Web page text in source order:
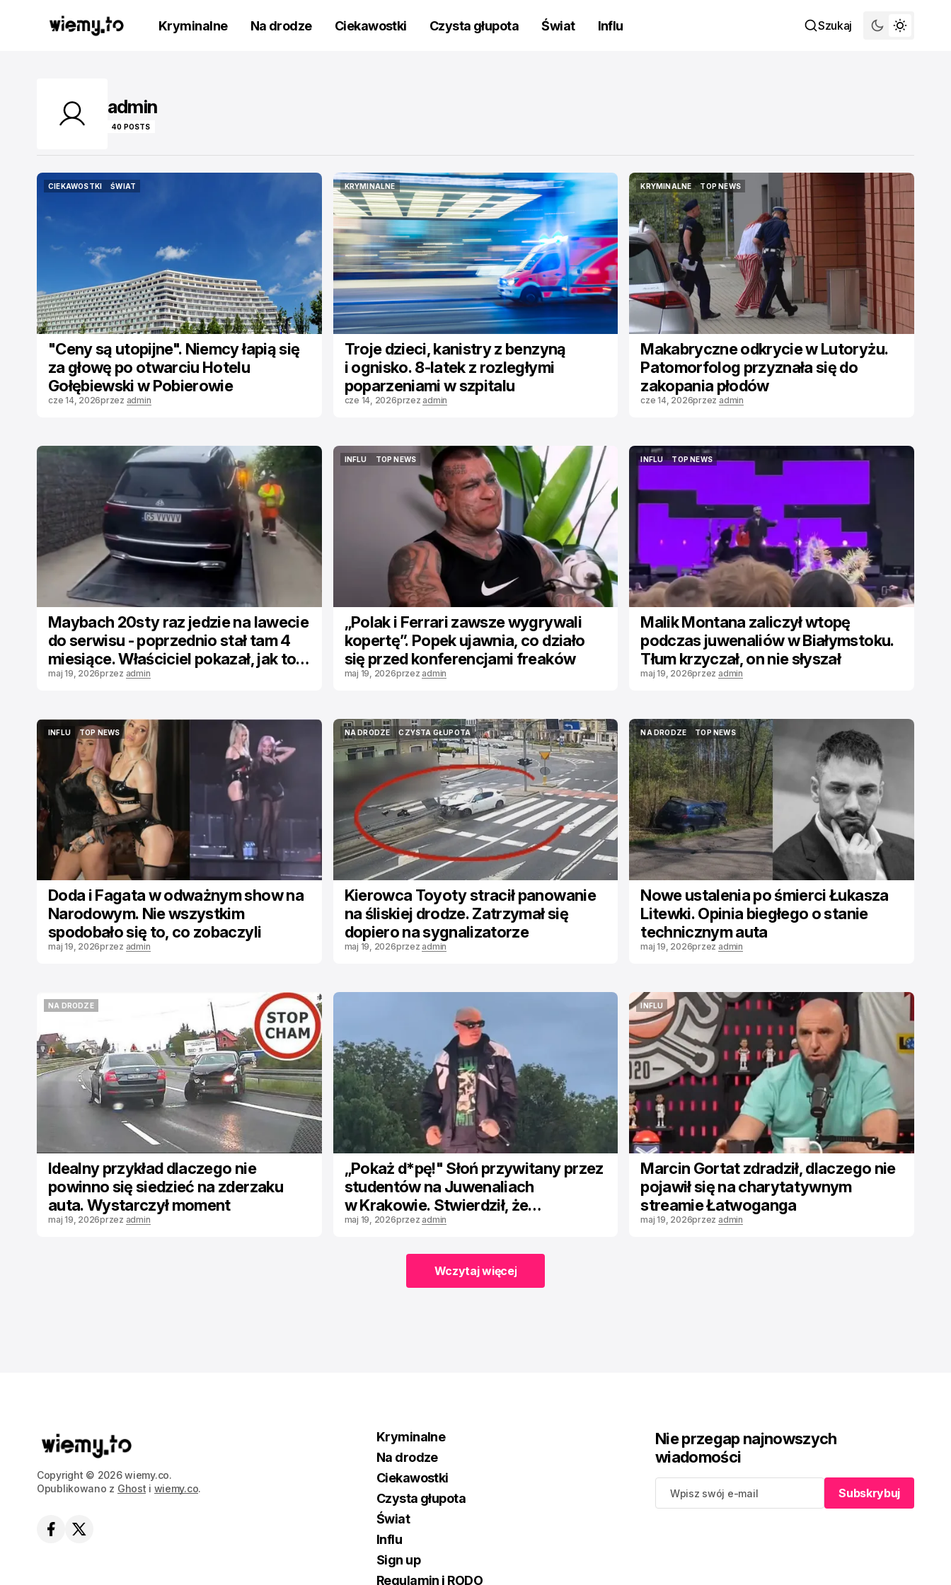
Kryminalne Na drodze Ciekawostki Czysta głupota Świat Influ Szukaj
admin
40 POSTS
CIEKAWOSTKI
ŚWIAT
"Ceny są utopijne". Niemcy łapią się
za głowę po otwarciu Hotelu
Gołębiewski w Pobierowie
cze 14, 2026przez admin
KRYMINALNE
KRYMINALNE
camilo jimenez / Unsplash
Troje dzieci, kanistry z benzyną
i ognisko. 8-latek z rozległymi
poparzeniami w szpitalu
cze 14, 2026przez admin
KRYMINALNE
KRYMINALNE
TOP NEWS
TOP NEWS
Makabryczne odkrycie w Lutoryżu.
Patomorfolog przyznała się do
zakopania płodów
cze 14, 2026przez admin
Maybach 20sty raz jedzie na lawecie
do serwisu - poprzednio stał tam 4
miesiące. Właściciel pokazał, jak to
wygląda
maj 19, 2026przez admin
INFLU
TOP NEWS
„Polak i Ferrari zawsze wygrywali
kopertę”. Popek ujawnia, co działo
się przed konferencjami freaków
maj 19, 2026przez admin
INFLU
TOP NEWS
Malik Montana zaliczył wtopę
podczas juwenaliów w Białymstoku.
Tłum krzyczał, on nie słyszał
maj 19, 2026przez admin
INFLU
TOP NEWS
TOP NEWS
Doda i Fagata w odważnym show na
Narodowym. Nie wszystkim
spodobało się to, co zobaczyli
maj 19, 2026przez admin
NA DRODZE
NA DRODZE
CZYSTA GŁUPOTA
CZYSTA GŁUPOTA
Kierowca Toyoty stracił panowanie
na śliskiej drodze. Zatrzymał się
dopiero na sygnalizatorze
maj 19, 2026przez admin
NA DRODZE
NA DRODZE
TOP NEWS
TOP NEWS
Nowe ustalenia po śmierci Łukasza
Litewki. Opinia biegłego o stanie
technicznym auta
maj 19, 2026przez admin
NA DRODZE
Idealny przykład dlaczego nie
powinno się siedzieć na zderzaku
auta. Wystarczył moment
maj 19, 2026przez admin
„Pokaż d*pę!" Słoń przywitany przez
studentów na Juwenaliach
w Krakowie. Stwierdził, że
wszystkich zgłosi uczelni
maj 19, 2026przez admin
INFLU
INFLU
Marcin Gortat zdradził, dlaczego nie
pojawił się na charytatywnym
streamie Łatwoganga
maj 19, 2026przez admin
Wczytaj więcej
Wczytaj więcej
Copyright © 2026 wiemy.co.
Opublikowano z Ghost i wiemy.co.
Kryminalne
Na drodze
Ciekawostki
Czysta głupota
Świat
Influ
Sign up
Regulamin i RODO
Nie przegap najnowszych
wiadomości
Subskrybuj
Subskrybuj